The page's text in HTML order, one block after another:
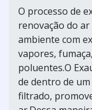
O processo de
renovação do
ambiente com
vapores,
poluentes.O
de dentro de
filtrado,